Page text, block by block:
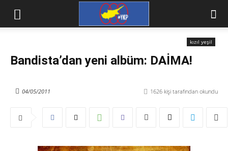
kızıl yeşil
Bandista’dan yeni albüm: DAİMA!
1626 kişi tarafından okundu
04/05/2011